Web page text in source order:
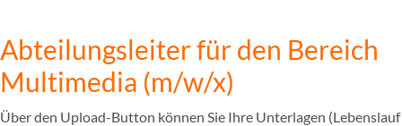
Abteilungsleiter für den Bereich
Multimedia (m/w/x)
Über den Upload-Button können Sie Ihre Unterlagen (Lebenslauf